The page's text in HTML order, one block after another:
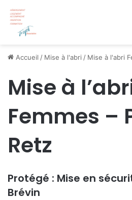
Accueil / Mise à l'abri / Mise à l'abri
Mise à
Femmes –
Retz
Protégé : Mise en
Brévin